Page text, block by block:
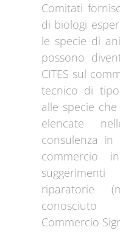
Comitati
di biologi
le specie di
possono
CITES sul
tecnico di tipo
alle specie
elencate
consulenza in
commercio
riparatorie
conosciuto
Commercio